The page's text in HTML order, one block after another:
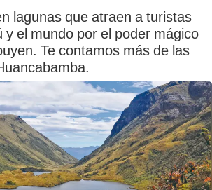
lagunas que atraen a turistas
y el mundo por el poder mágico
Te contamos más de las